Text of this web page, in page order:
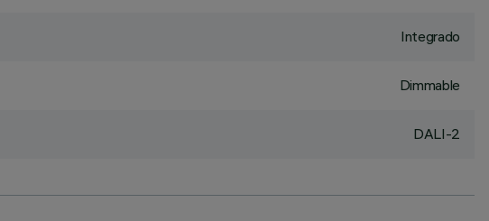
Integrado
Dimmable
DALI-2